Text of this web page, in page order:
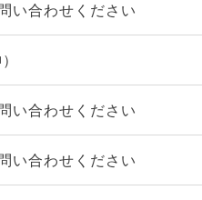
い合わせください
い合わせください
い合わせください